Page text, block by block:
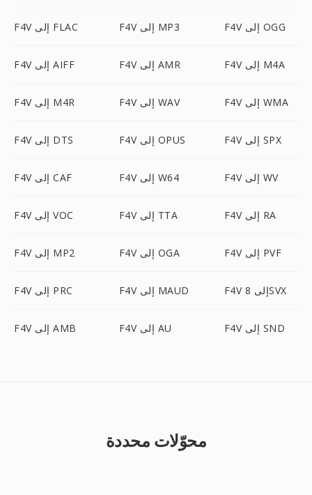
F4V إلى FLAC F4V إلى MP3 F4V إلى OGG
F4V إلى AIFF F4V إلى AMR F4V إلى M4A
F4V إلى M4R F4V إلى WAV F4V إلى WMA
F4V إلى DTS F4V إلى OPUS F4V إلى SPX
F4V إلى CAF F4V إلى W64 F4V إلى WV
F4V إلى VOC F4V إلى TTA F4V إلى RA
F4V إلى MP2 F4V إلى OGA F4V إلى PVF
F4V إلى PRC F4V إلى MAUD F4V إلى 8SVX
F4V إلى AMB F4V إلى AU F4V إلى SND
محوّلات محددة